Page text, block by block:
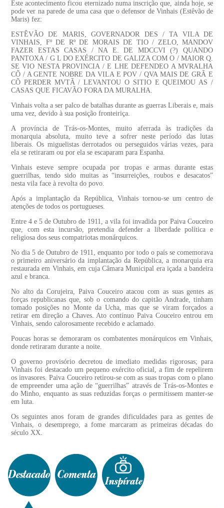
Este acontecimento ficou eternizado numa inscrição que, ainda hoje, se
pode ver na parede de uma casa que o defensor de Vinhais (Estêvão de
Maris) fez:
ESTÊVÃO DE MARIS, GOVERNADOR DES / TA VILA DE
VINHAIS, Fº DE Rº DE MORAIS DE TIO / ZELO, MANDOV
FAZER ESTAS CASAS / NA E. DE MDCCVI (?) QUANDO
PANTOXA / G L DO EXÉRCITO DE GALIZA COM O / MAIOR Q.
SE VIO NESTA PROVINCIA / E LHE DEFENDEO A MVRALHA
CÕ / A GENTE NOBRE DA VILA E POV / QVA MAIS DE GRÃ E
CÕ PERDER MVTÃ / LEVANTOU O SITIO E QUEIMOU AS /
CASAS QUE FICAVÃO FORA DA MURALHA.
Vinhais volta a ser palco de batalhas durante as guerras Liberais e, mais
uma vez, devido à sua posição fronteiriça.
A província de Trás-os-Montes, muito aferrada às tradições da
monarquia absoluta, muito teve a sofrer neste período das lutas
liberais. Os miguelistas derrotados ou perseguidos várias vezes, para
ela se retiraram ou por ela se escaparam para Espanha.
Vinhais esteve sempre ocupada por tropas e armas durante estas
guerrilhas, tendo sido muitas as “insurreições, roubos e desacatos”
nesta vila face à revolta do povo.
Após a implantação da República, Vinhais tornou-se um centro de
atenções de todos os portugueses.
Entre 4 e 5 de Outubro de 1911, a vila foi invadida por Paiva Couceiro
que, com esta incursão, pretendia defender a liberdade política e
religiosa dos seus compatriotas monárquicos.
No dia 5 de Outubro de 1911, enquanto por todo o país se comemorava
o primeiro aniversário da implantação da República, a monarquia era
restaurada em Vinhais, em cuja Câmara Municipal era içada a bandeira
azul e branca.
No alto da Corujeira, Paiva Couceiro atacou com as suas gentes as
forças republicanas que, sob o comando do capitão Andrade, tinham
tomado posições no Monte da Ucha, mas que se viram forçados a
retirar em direção a Chaves. Ato contínuo Paiva Couceiro entrou em
Vinhais, sendo calorosamente recebido e aclamado.
Poucas horas se demoraram os combatentes monárquicos em Vinhais,
donde retiraram durante a noite.
O governo provisório decretou de imediato medidas rigorosas; para
Vinhais foi destacado um pequeno exército oficial, a fim de repelirem
os invasores. Paiva Couceiro retirou-se com as suas tropas com o plano
de empreender uma ação de “guerrilhas” através de Trás-os-Montes e
do Minho, enquanto as suas reduzidas forças o permitissem manter-se
em luta.
Os seguintes anos foram de grandes dificuldades para as gentes de
Vinhais, o desemprego, a fome marcaram as primeiras décadas do
século XX.